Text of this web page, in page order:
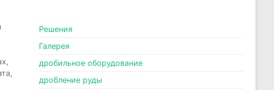
Pешения
Галерея
дробильное оборудование
дробление руды